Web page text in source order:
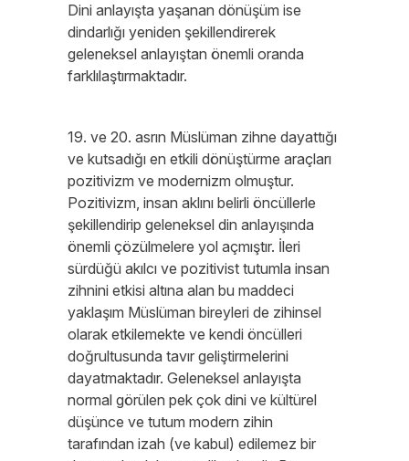
Dini anlayışta yaşanan dönüşüm ise
dindarlığı yeniden şekillendirerek
geleneksel anlayıştan önemli oranda
farklılaştırmaktadır.
19. ve 20. asrın Müslüman zihne dayattığı
ve kutsadığı en etkili dönüştürme araçları
pozitivizm ve modernizm olmuştur.
Pozitivizm, insan aklını belirli öncüllerle
şekillendirip geleneksel din anlayışında
önemli çözülmelere yol açmıştır. İleri
sürdüğü akılcı ve pozitivist tutumla insan
zihnini etkisi altına alan bu maddeci
yaklaşım Müslüman bireyleri de zihinsel
olarak etkilemekte ve kendi öncülleri
doğrultusunda tavır geliştirmelerini
dayatmaktadır. Geleneksel anlayışta
normal görülen pek çok dini ve kültürel
düşünce ve tutum modern zihin
tarafından izah (ve kabul) edilemez bir